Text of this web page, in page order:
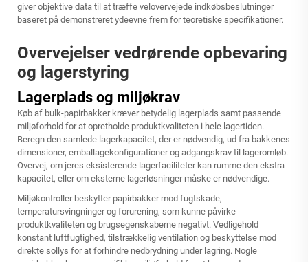
giver objektive data til at træffe velovervejede indkøbsbeslutninger
baseret på demonstreret ydeevne frem for teoretiske specifikationer.
Overvejelser vedrørende opbevaring
og lagerstyring
Lagerplads og miljøkrav
Køb af bulk-papirbakker kræver betydelig lagerplads samt passende
miljøforhold for at opretholde produktkvaliteten i hele lagertiden.
Beregn den samlede lagerkapacitet, der er nødvendig, ud fra bakkenes
dimensioner, emballagekonfigurationer og adgangskrav til lageromløb.
Overvej, om jeres eksisterende lagerfaciliteter kan rumme den ekstra
kapacitet, eller om eksterne lagerløsninger måske er nødvendige.
Miljøkontroller beskytter papirbakker mod fugtskade,
temperatursvingninger og forurening, som kunne påvirke
produktkvaliteten og brugsegenskaberne negativt. Vedligehold
konstant luftfugtighed, tilstrækkelig ventilation og beskyttelse mod
direkte sollys for at forhindre nedbrydning under lagring. Nogle